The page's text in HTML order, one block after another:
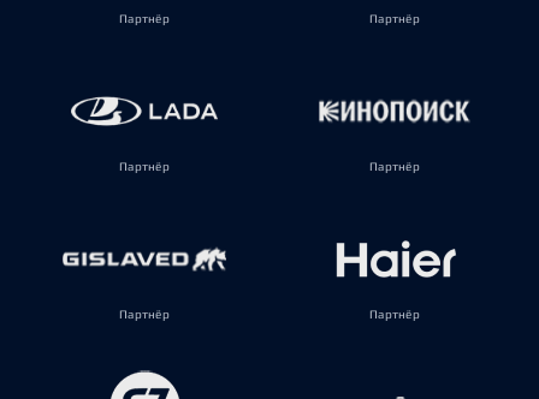
Партнёр Партнёр
Партнёр Партнёр
Партнёр Партнёр